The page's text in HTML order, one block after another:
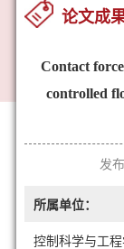
论文成
Contact
controlled
发
所属单位：
控制科学与工